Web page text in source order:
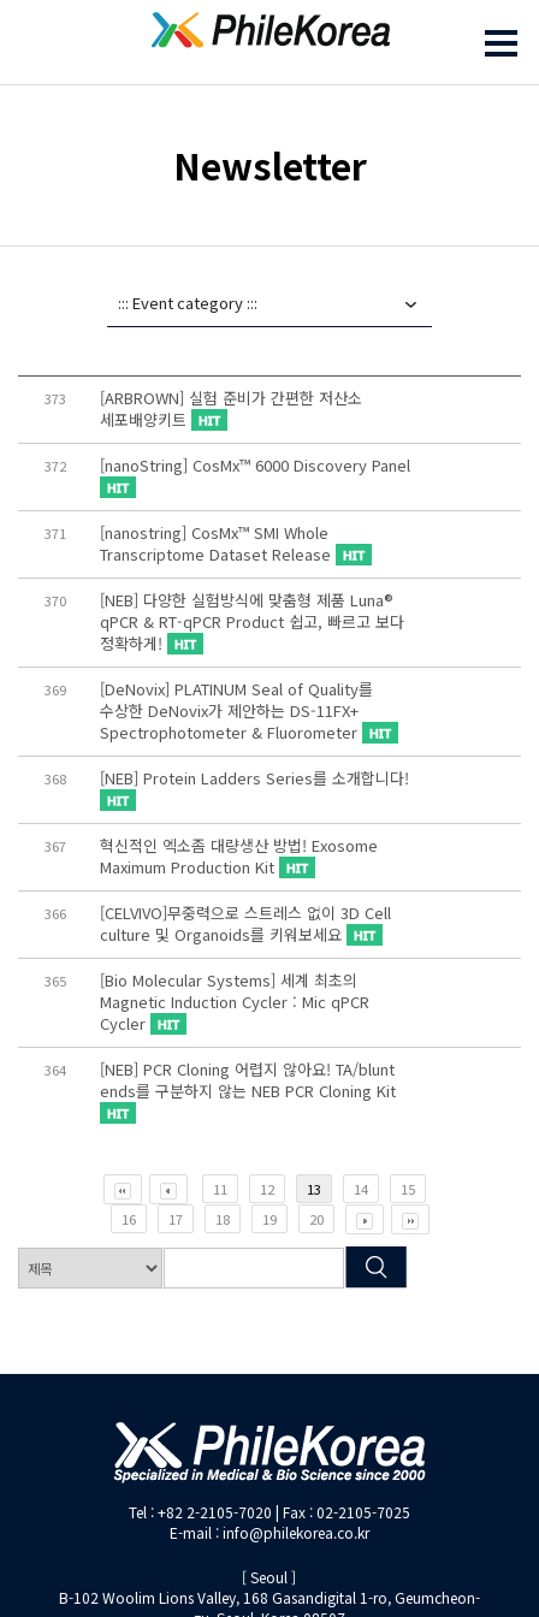
Newsletter
373
[ARBROWN] 실험 준비가 간편한 저산소
세포배양키트
372 [nanoString] CosMx™ 6000 Discovery Panel
371
[nanostring] CosMx™ SMI Whole
Transcriptome Dataset Release
370
[NEB] 다양한 실험방식에 맞춤형 제품 Luna®
qPCR & RT-qPCR Product 쉽고, 빠르고 보다
정확하게!
369
[DeNovix] PLATINUM Seal of Quality를
수상한 DeNovix가 제안하는 DS-11FX+
Spectrophotometer & Fluorometer
368 [NEB] Protein Ladders Series를 소개합니다!
367
혁신적인 엑소좀 대량생산 방법! Exosome
Maximum Production Kit
366
[CELVIVO]무중력으로 스트레스 없이 3D Cell
culture 및 Organoids를 키워보세요
365
[Bio Molecular Systems] 세계 최초의
Magnetic Induction Cycler : Mic qPCR
Cycler
364
[NEB] PCR Cloning 어렵지 않아요! TA/blunt
ends를 구분하지 않는 NEB PCR Cloning Kit
11 12 13 14
15
16
17 18 19 20
Tel : +82 2-2105-7020 | Fax : 02-2105-7025
E-mail : info@philekorea.co.kr
[ Seoul ]
B-102 Woolim Lions Valley, 168 Gasandigital 1-ro, Geumcheon-